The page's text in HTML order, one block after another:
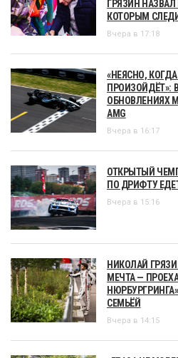
ГРЯЗИН
КОТОРЫМ
Вчера в 17:18
«НЕЯСНО,
ПРОИЗОЙДЁТ»:
ОБНОВЛЕНИЯХ
AMG
Вчера в 16:17
ОТКРЫТЫЙ
ПО ДРИФТУ
Вчера в 15:16
НИКОЛАЙ
МЕЧТА —
СЕМЬЁЙ
Вчера в 14:15